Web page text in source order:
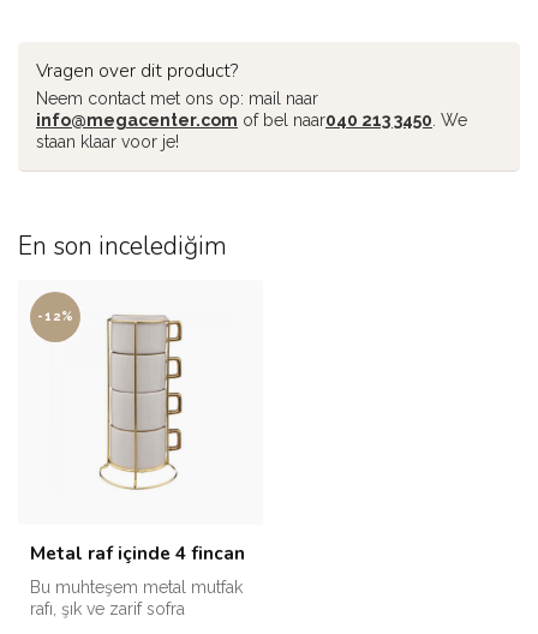
Vragen over dit product?
Neem contact met ons op: mail naar
info@megacenter.com of bel naar040 213 3450 . We
staan klaar voor je!
En son incelediğim
-12%
Metal raf içinde 4 fincan
Bu muhteşem metal mutfak
rafı, şık ve zarif sofra